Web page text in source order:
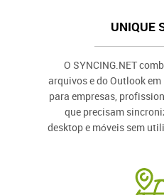
UNIQUE
O SYNCING.NET
arquivos e do Outlook
para empresas,
que precisam
desktop e móveis sem